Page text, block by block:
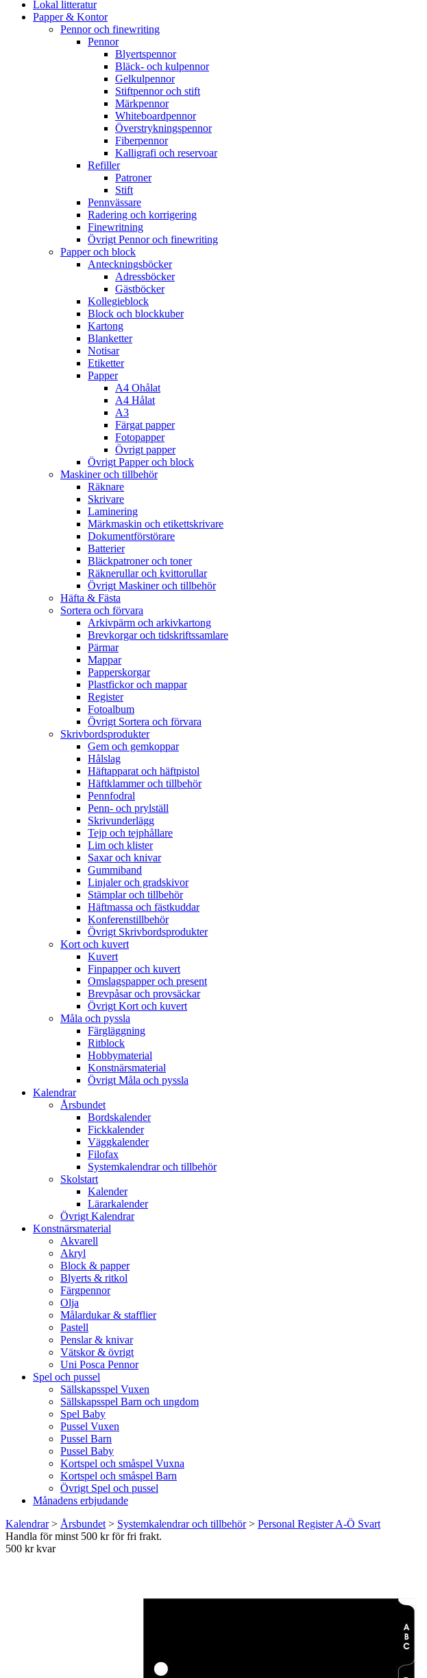
Lokal litteratur
Papper & Kontor
Pennor och finewriting
Pennor
Blyertspennor
Bläck- och kulpennor
Gelkulpennor
Stiftpennor och stift
Märkpennor
Whiteboardpennor
Överstrykningspennor
Fiberpennor
Kalligrafi och reservoar
Refiller
Patroner
Stift
Pennvässare
Radering och korrigering
Finewritning
Övrigt Pennor och finewriting
Papper och block
Anteckningsböcker
Adressböcker
Gästböcker
Kollegieblock
Block och blockkuber
Kartong
Blanketter
Notisar
Etiketter
Papper
A4 Ohålat
A4 Hålat
A3
Färgat papper
Fotopapper
Övrigt papper
Övrigt Papper och block
Maskiner och tillbehör
Räknare
Skrivare
Laminering
Märkmaskin och etikettskrivare
Dokumentförstörare
Batterier
Bläckpatroner och toner
Räknerullar och kvittorullar
Övrigt Maskiner och tillbehör
Häfta & Fästa
Sortera och förvara
Arkivpärm och arkivkartong
Brevkorgar och tidskriftssamlare
Pärmar
Mappar
Papperskorgar
Plastfickor och mappar
Register
Fotoalbum
Övrigt Sortera och förvara
Skrivbordsprodukter
Gem och gemkoppar
Hålslag
Häftapparat och häftpistol
Häftklammer och tillbehör
Pennfodral
Penn- och prylställ
Skrivunderlägg
Tejp och tejphållare
Lim och klister
Saxar och knivar
Gummiband
Linjaler och gradskivor
Stämplar och tillbehör
Häftmassa och fästkuddar
Konferenstillbehör
Övrigt Skrivbordsprodukter
Kort och kuvert
Kuvert
Finpapper och kuvert
Omslagspapper och present
Brevpåsar och provsäckar
Övrigt Kort och kuvert
Måla och pyssla
Färgläggning
Ritblock
Hobbymaterial
Konstnärsmaterial
Övrigt Måla och pyssla
Kalendrar
Årsbundet
Bordskalender
Fickkalender
Väggkalender
Filofax
Systemkalendrar och tillbehör
Skolstart
Kalender
Lärarkalender
Övrigt Kalendrar
Konstnärsmaterial
Akvarell
Akryl
Block & papper
Blyerts & ritkol
Färgpennor
Olja
Målardukar & stafflier
Pastell
Penslar & knivar
Vätskor & övrigt
Uni Posca Pennor
Spel och pussel
Sällskapsspel Vuxen
Sällskapsspel Barn och ungdom
Spel Baby
Pussel Vuxen
Pussel Barn
Pussel Baby
Kortspel och småspel Vuxna
Kortspel och småspel Barn
Övrigt Spel och pussel
Månadens erbjudande
Kalendrar> Årsbundet > Systemkalendrar och tillbehör> Personal Register A-Ö Svart
Handla för minst 500 kr för fri frakt.
500 kr kvar